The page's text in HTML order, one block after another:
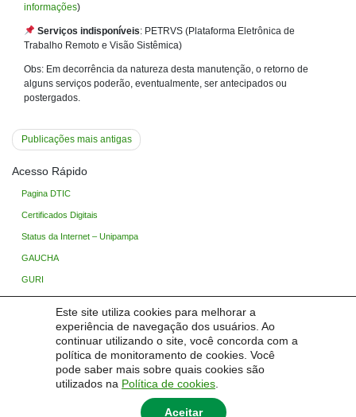
Este site utiliza cookies para melhorar a
experiência de navegação dos usuários. Ao
continuar utilizando o site, você concorda com a
política de monitoramento de cookies. Você
pode saber mais sobre quais cookies são
utilizados na Política de cookies
Aceitar
informações)
Serviços indisponíveis: PETRVS (Plataforma Eletrônica de
Trabalho Remoto e Visão Sistêmica)
Obs: Em decorrência da natureza desta manutenção, o retorno de
alguns serviços poderão, eventualmente, ser antecipados ou
postergados.
Navegação
Publicações mais antigas
Acesso Rápido
Pagina DTIC
Certificados Digitais
Status da Internet – Unipampa
GAUCHA
GURI
Processo Seletivo
Base de Conhecimento
TIC Wiki (Restrito)